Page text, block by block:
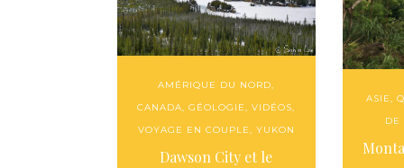
AMÉRIQUE DU NORD,
CANADA,GÉOLOGIE,VIDÉOS,
VOYAGE EN COUPLE, YUKON
Dawson City et le
ASIE,
DE